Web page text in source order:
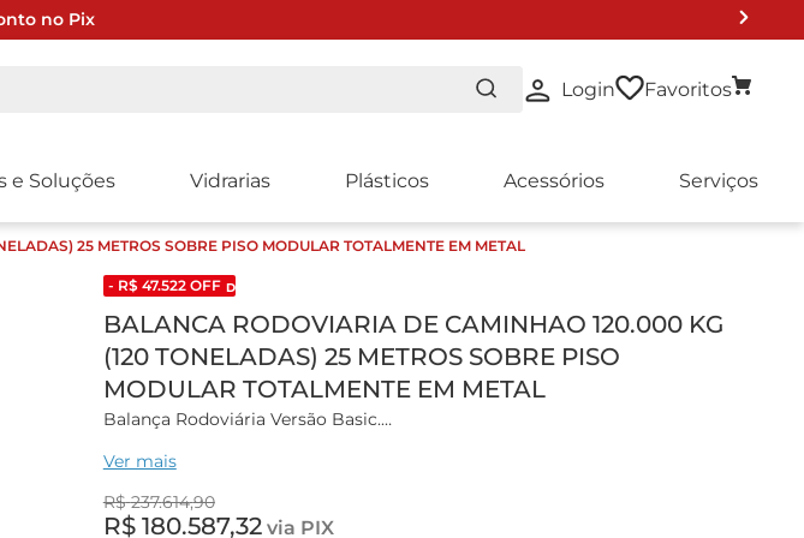
no Pix
Login Favoritos
e Soluções Vidrarias Plásticos Acessórios Serviços
25 METROS SOBRE PISO MODULAR TOTALMENTE EM METAL
- R$ 47.522OFF DESCONTO DE LISTA 2024
BALANCA RODOVIARIA DE CAMINHAO 120.000 KG
(120 TONELADAS) 25 METROS SOBRE PISO
MODULAR TOTALMENTE EM METAL
Balança Rodoviária Versão Basic.
Estrutura Metálica:
Projetada com base em critérios rigorosos, a Marte Científica emprega, em
todas as suas estruturas metálicas, vigas “I” em aço ASTM A572 Grau 50. Os
Ver mais
R$ 237.614,90
R$ 180.587,32via PIX